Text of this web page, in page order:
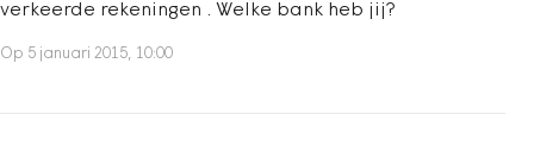
verkeerde rekeningen . Welke bank heb jij?
Op 5 januari 2015, 10:00